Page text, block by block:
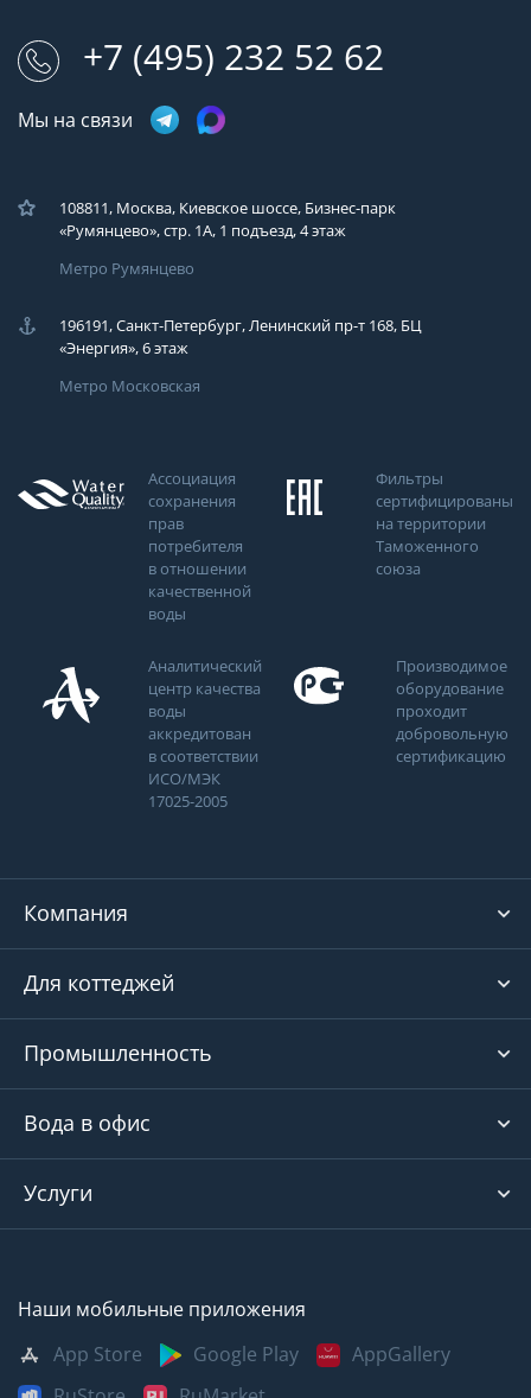
+7 (495) 232 52 62
Мы на связи
108811, Москва, Киевское шоссе, Бизнес-парк
«Румянцево», стр. 1А, 1 подъезд, 4 этаж
Метро Румянцево
196191, Санкт-Петербург, Ленинский пр-т 168, БЦ
«Энергия», 6 этаж
Метро Московская
Ассоциация
сохранения
прав
потребителя
в отношении
качественной
воды
Фильтры
сертифицированы
на территории
Таможенного
союза
Аналитический
центр качества
воды
аккредитован
в соответствии
ИСО/МЭК
17025-2005
Производимое
оборудование
проходит
добровольную
сертификацию
Компания
Для коттеджей
Промышленность
Вода в офис
Услуги
Наши мобильные приложения
App Store
Google Play
AppGallery